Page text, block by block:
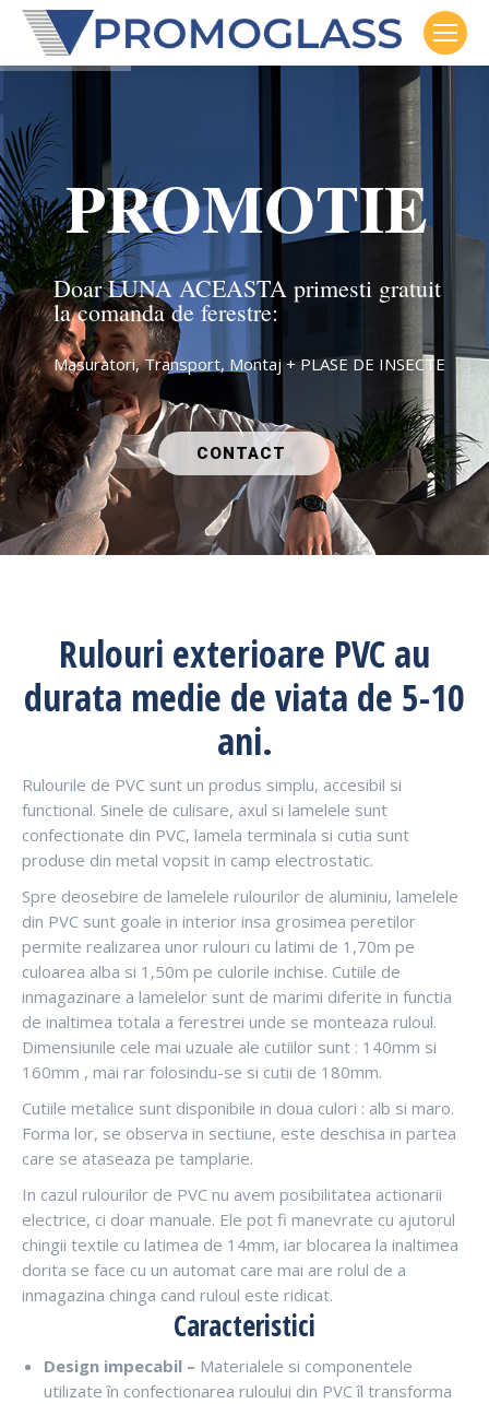
PROMOTIE
CONTACT
Doar LUNA ACEASTA primesti gratuit
la comanda de ferestre:
Masuratori, Transport, Montaj + PLASE DE INSECTE
Rulouri exterioare PVC au
durata medie de viata de 5-10
ani.
Rulourile de PVC sunt un produs simplu, accesibil si
functional. Sinele de culisare, axul si lamelele sunt
confectionate din PVC, lamela terminala si cutia sunt
produse din metal vopsit in camp electrostatic.
Spre deosebire de lamelele rulourilor de aluminiu, lamelele
din PVC sunt goale in interior insa grosimea peretilor
permite realizarea unor rulouri cu latimi de 1,70m pe
culoarea alba si 1,50m pe culorile inchise. Cutiile de
inmagazinare a lamelelor sunt de marimi diferite in functia
de inaltimea totala a ferestrei unde se monteaza ruloul.
Dimensiunile cele mai uzuale ale cutiilor sunt : 140mm si
160mm , mai rar folosindu-se si cutii de 180mm.
Cutiile metalice sunt disponibile in doua culori : alb si maro.
Forma lor, se observa in sectiune, este deschisa in partea
care se ataseaza pe tamplarie.
In cazul rulourilor de PVC nu avem posibilitatea actionarii
electrice, ci doar manuale. Ele pot fi manevrate cu ajutorul
chingii textile cu latimea de 14mm, iar blocarea la inaltimea
dorita se face cu un automat care mai are rolul de a
inmagazina chinga cand ruloul este ridicat.
Caracteristici
Design impecabil – Materialele si componentele
utilizate în confectionarea ruloului din PVC îl transforma